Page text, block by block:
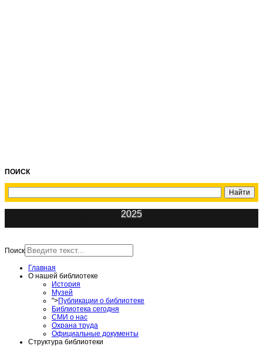
ПОИСК
2025
Поиск
Главная
О нашей библиотеке
История
Музей
">Публикации о библиотеке
Библиотека сегодня
СМИ о нас
Охрана труда
Официальные документы
Структура библиотеки